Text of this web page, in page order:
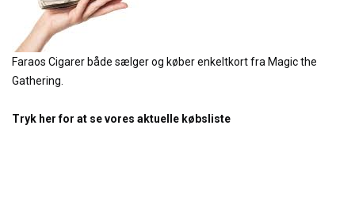
Faraos Cigarer både sælger og køber enkeltkort fra Magic the
Gathering.
Tryk her for at se vores aktuelle købsliste